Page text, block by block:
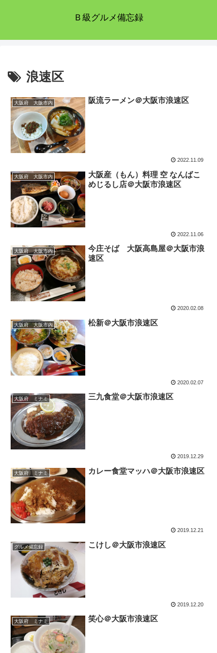
Ｂ級グルメ備忘録
浪速区
大阪府 大阪市内 阪流ラーメン＠大阪市浪速区
2022.11.09
大阪府 大阪市内
大阪産（もん）料理 空 なんばこ
めじるし店＠大阪市浪速区
2022.11.06
大阪府 大阪市内
今庄そば 大阪高島屋＠大阪市浪
速区
2020.02.08
大阪府 大阪市内 松新＠大阪市浪速区
2020.02.07
大阪府 ミナミ 三九食堂＠大阪市浪速区
2019.12.29
大阪府 ミナミ カレー食堂マッハ＠大阪市浪速区
2019.12.21
グルメ備忘録 こけし＠大阪市浪速区
2019.12.20
大阪府 ミナミ 笑心＠大阪市浪速区